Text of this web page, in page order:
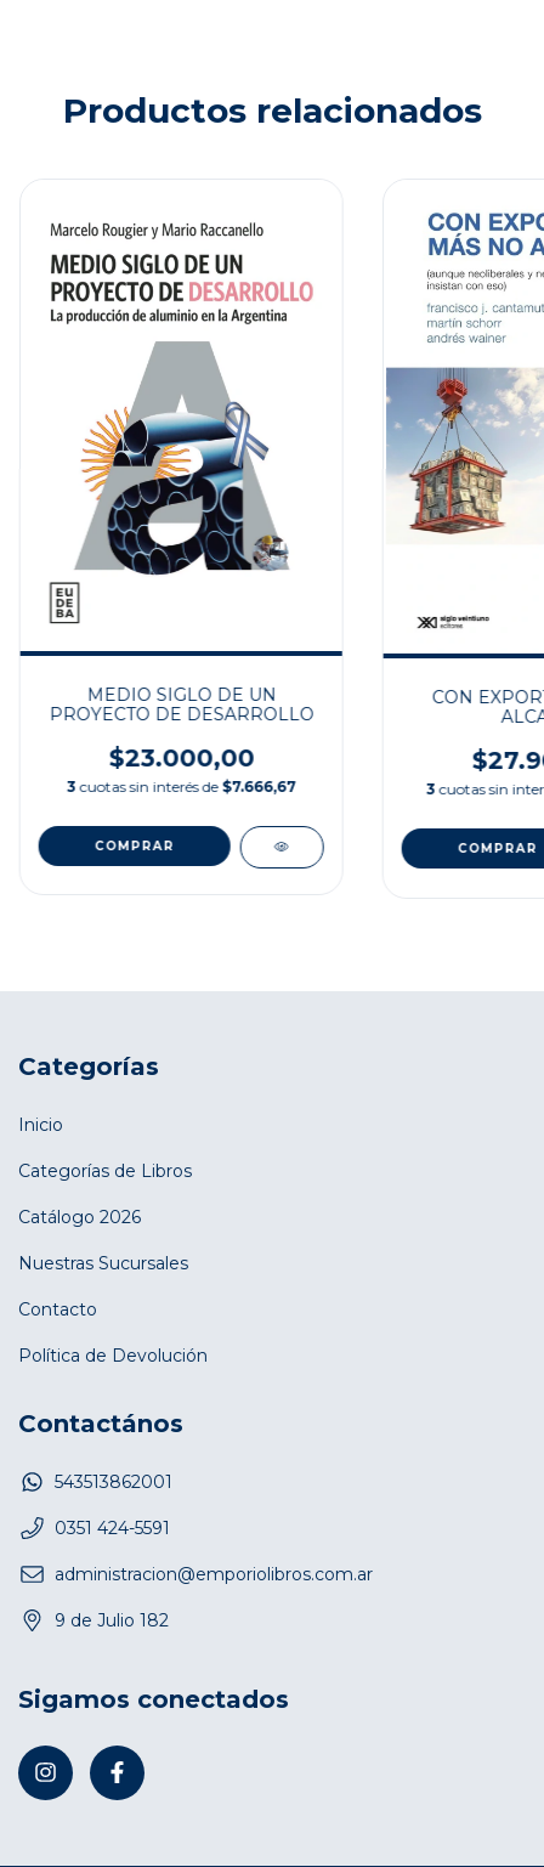
Productos relacionados
MEDIO SIGLO DE UN
PROYECTO DE DESARROLLO
$23.000,00
3 cuotas sin interés de $7.666,67
CON
3 cuotas sin
Categorías
Inicio
Categorías de Libros
Catálogo 2026
Nuestras Sucursales
Contacto
Política de Devolución
Contactános
543513862001
0351 424-5591
administracion@emporiolibros.com.ar
9 de Julio 182
Sigamos conectados